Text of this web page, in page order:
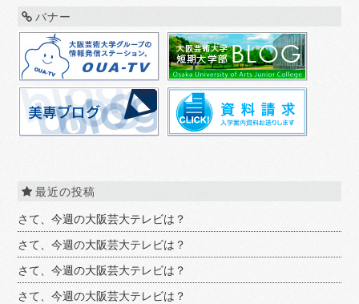
バナー
最近の投稿
さて、今週の大阪芸大テレビは？
さて、今週の大阪芸大テレビは？
さて、今週の大阪芸大テレビは？
さて、今週の大阪芸大テレビは？